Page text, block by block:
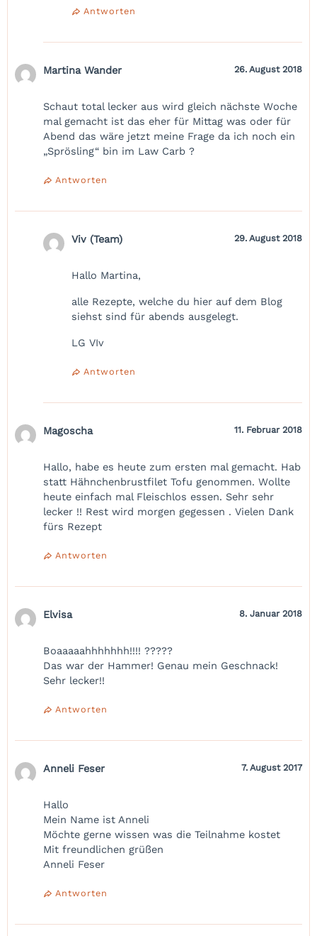
Antworten
Martina Wander 26. August 2018
Schaut total lecker aus wird gleich nächste Woche
mal gemacht ist das eher für Mittag was oder für
Abend das wäre jetzt meine Frage da ich noch ein
„Sprösling“ bin im Law Carb ?
Antworten
Viv (Team) 29. August 2018
Hallo Martina,
alle Rezepte, welche du hier auf dem Blog
siehst sind für abends ausgelegt.
LG VIv
Antworten
Magoscha 11. Februar 2018
Hallo, habe es heute zum ersten mal gemacht. Hab
statt Hähnchenbrustfilet Tofu genommen. Wollte
heute einfach mal Fleischlos essen. Sehr sehr
lecker !! Rest wird morgen gegessen . Vielen Dank
fürs Rezept
Antworten
Elvisa 8. Januar 2018
Boaaaaahhhhhhh!!!! ?????
Das war der Hammer! Genau mein Geschnack!
Sehr lecker!!
Antworten
Anneli Feser 7. August 2017
Hallo
Mein Name ist Anneli
Möchte gerne wissen was die Teilnahme kostet
Mit freundlichen grüßen
Anneli Feser
Antworten